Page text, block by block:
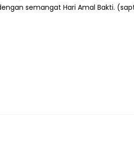
semangat Hari Amal Bakti.